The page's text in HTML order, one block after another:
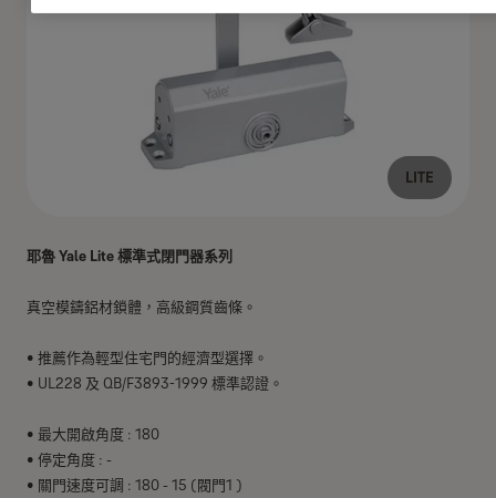
耶魯 Yale Lite 標準式閉門器系列
真空模鑄鋁材鎖體，高級鋼質齒條。
• 推薦作為輕型住宅門的經濟型選擇。
• UL228 及 QB/F3893-1999 標準認證。
• 最大開啟角度 : 180
• 停定角度 : -
• 關門速度可調 : 180 - 15 (閥門1 )
LITE